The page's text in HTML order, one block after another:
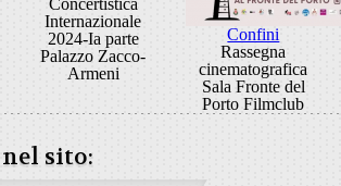
Concertistica
Internazionale
2024-Ia parte
Palazzo Zacco-
Armeni
Confini
Rassegna
cinematografica
Sala Fronte del
Porto Filmclub
nel sito: